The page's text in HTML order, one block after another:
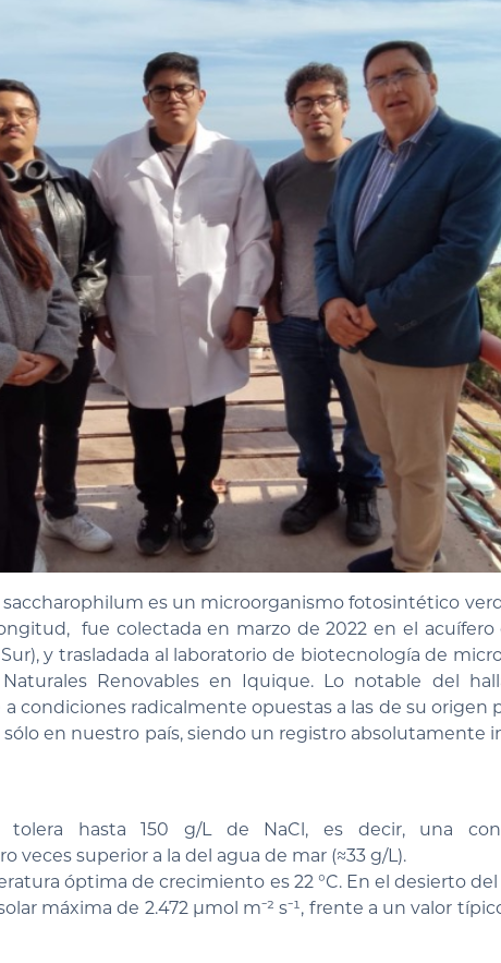
es un microorganismo fotosintético
fue colectada en marzo de 2022 en el acuífero
Sur), y trasladada al laboratorio de biotecnología de
Renovables en Iquique. Lo notable del
condiciones radicalmente opuestas a las de su origen
en nuestro país, siendo un registro absolutamente
tolera hasta 150 g/L de NaCl, es decir, una
veces superior a la del agua de mar (≈33 g/L).
óptima de crecimiento es 22 °C. En el desierto del
máxima de 2.472 μmol m⁻² s⁻¹, frente a un valor